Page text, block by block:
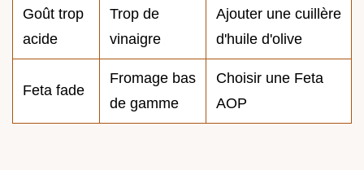
Goût trop
acide
Trop de
vinaigre
Ajouter une cuillère
d'huile d'olive
Feta fade
Fromage bas
de gamme
Choisir une Feta
AOP